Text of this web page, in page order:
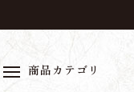
商品カテゴリ